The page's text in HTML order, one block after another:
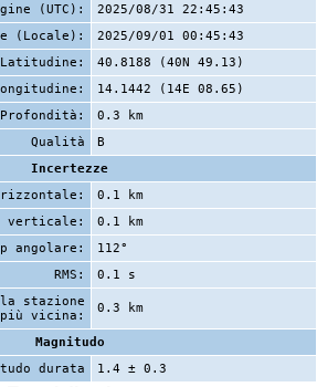
(UTC):
2025/08/31 22:45:43
(Locale):
2025/09/01 00:45:43
Latitudine:
40.8188 (40N 49.13)
14.1442 (14E 08.65)
Profondità:
0.3 km
Qualità
B
Incertezze
0.1 km
verticale:
0.1 km
angolare:
112°
RMS:
0.1 s
stazione
più vicina:
0.3 km
Magnitudo
durata
1.4 ± 0.3